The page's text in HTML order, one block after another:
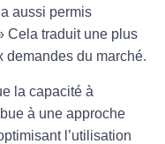
aussi permis
Cela traduit une plus
demandes du marché.
la capacité à
à une approche
l’utilisation